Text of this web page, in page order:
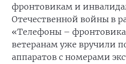
фронтовикам и
Отечественной войны в
«Телефоны –
ветеранам уже вручили
аппаратов с номерами